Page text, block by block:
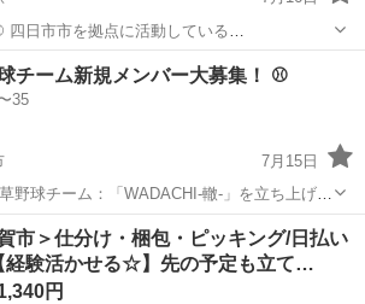
ーズ）**⭐️です！ 毎週日曜日に活動
ンドで練習しています！ 「野球が好
保々駅 野球
チーム新規メンバー大募集！ ⚾
35
7月15日
野球チーム：「WADACHI-轍-」を立ち上げる
メンバーを募集しています😊 🌱 募集内容
なたでも大歓迎！ ✅ 初心者・ブランクがある
球
市＞仕分け・梱包・ピッキング/日払い
経験活かせる☆】先の予定も立て…
円